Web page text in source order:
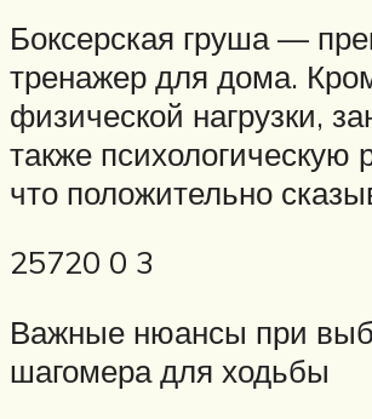
Боксерская груша —
тренажер для дома.
физической нагрузки,
также психологическую
что положительно
25720 0 3
Важные нюансы при
шагомера для ходьбы